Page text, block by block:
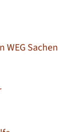
WEG Sachen